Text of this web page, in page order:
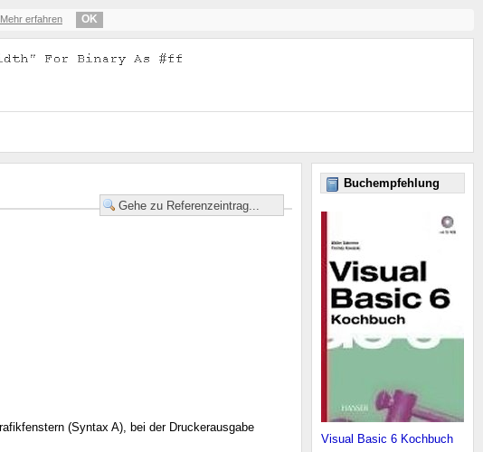
Mehr erfahren OK
Buchempfehlung
Visual Basic 6 Kochbuch
(Syntax A), bei der Druckerausgabe